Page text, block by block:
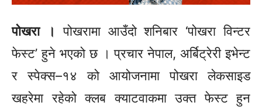
पोखरा ।
पोखरामा आउँदो शनिबार ‘पोखरा विन्टर
फेस्ट’ हुने भएको छ । प्रचार नेपाल,अर्बिट्रेरीइभेन्ट
रस्पेक्स–१४ को आयोजनामा पोखरा लेकसाइड
खहरेमा रहेको क्लब क्याटवाकमा उक्त फेस्ट हुन